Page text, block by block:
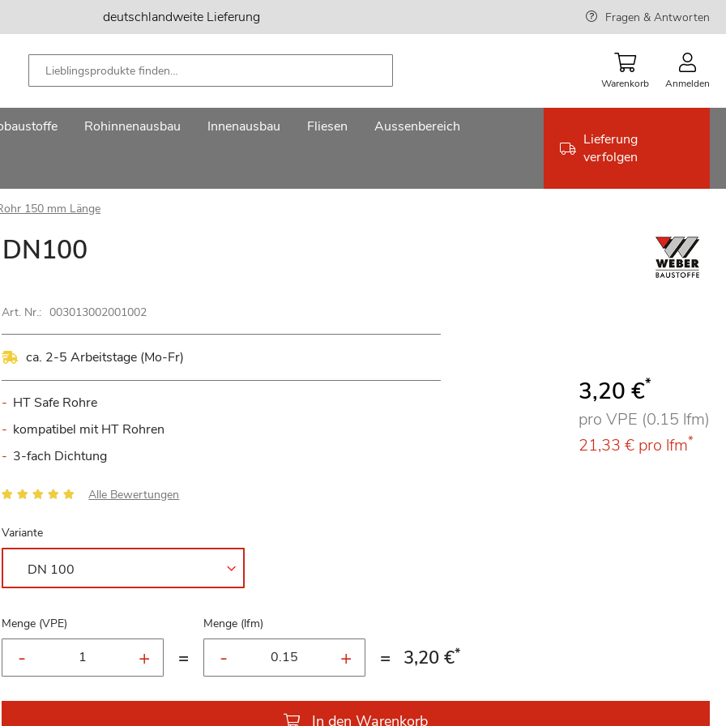
deutschlandweite Lieferung Fragen & Antworten
Warenkorb Anmelden
Rohinnenausbau Innenausbau Fliesen Aussenbereich
Lieferung
verfolgen
150 mm Länge
Art. Nr.: 003013002001002
ca. 2-5 Arbeitstage (Mo-Fr)
HT Safe Rohre
kompatibel mit HT Rohren
3-fach Dichtung
Bewertung: Alle Bewertungen
3,20 €*
pro VPE (0.15 lfm)
21,33 € pro lfm*
Variante
Menge (VPE)
=
Menge (lfm)
= 3,20 €*
In den Warenkorb